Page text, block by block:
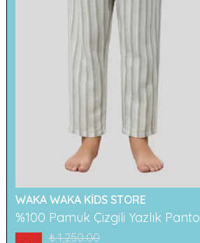
WAKA WAKA KİDS STORE
%100 Pamuk Çizgili Yazlık
₺ 1,250.00